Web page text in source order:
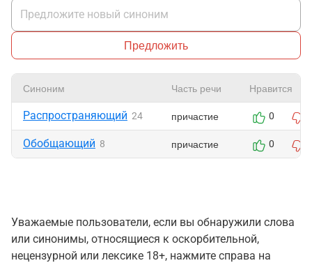
Предложить
Синоним Часть речи Нравится
Распространяющий 24 причастие 0
Обобщающий 8 причастие 0
Уважаемые пользователи, если вы обнаружили слова
или синонимы, относящиеся к оскорбительной,
нецензурной или лексике 18+, нажмите справа на